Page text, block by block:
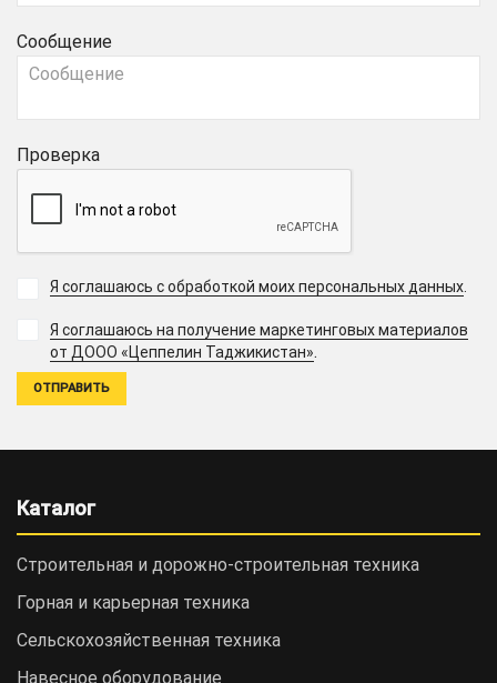
Сообщение
Проверка
Я соглашаюсь с обработкой моих персональных данных
Я соглашаюсь на получение маркетинговых материалов
от ДООО «Цеппелин Таджикистан».
Каталог
Строительная и дорожно-cтроительная техника
Горная и карьерная техника
Сельскохозяйственная техника
Навесное оборудование